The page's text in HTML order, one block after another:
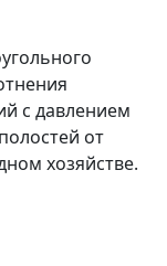
с давлением
от
хозяйстве.